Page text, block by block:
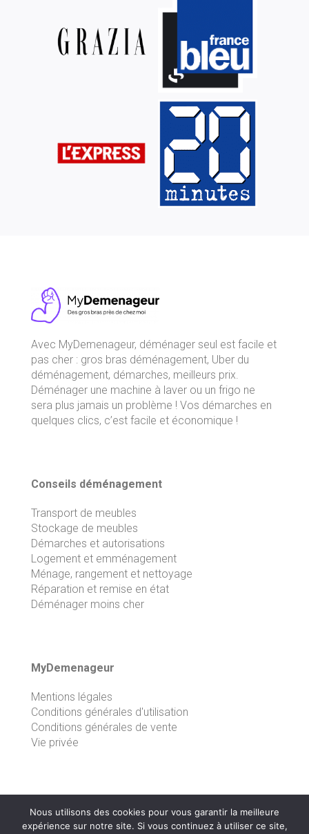
Avec MyDemenageur, déménager seul est facile et
pas cher : gros bras déménagement, Uber du
déménagement, démarches, meilleurs prix.
Déménager une machine à laver ou un frigo ne
sera plus jamais un problème ! Vos démarches en
quelques clics, c’est facile et économique !
Conseils déménagement
Transport de meubles
Stockage de meubles
Démarches et autorisations
Logement et emménagement
Ménage, rangement et nettoyage
Réparation et remise en état
Déménager moins cher
MyDemenageur
Mentions légales
Conditions générales d'utilisation
Conditions générales de vente
Vie privée
Nous utilisons des cookies pour vous garantir la meilleure
expérience sur notre site. Si vous continuez à utiliser ce site,